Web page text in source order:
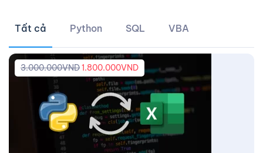
Tất cả Python SQL VBA
3.000.000VND1.800.000VND